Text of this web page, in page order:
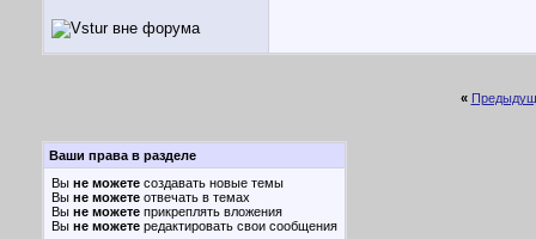
«
Ваши права в разделе
Вы не можете создавать новые темы
Вы не можете отвечать в темах
Вы не можете прикреплять вложения
Вы не можете редактировать свои сообщения